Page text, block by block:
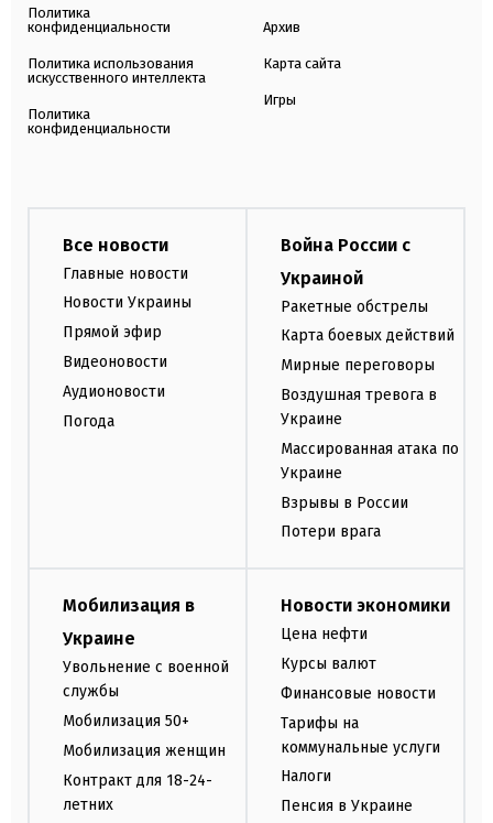
Политика
конфиденциальности
Политика использования
искусственного интеллекта
Политика
конфиденциальности
Архив
Карта сайта
Игры
Все новости
Главные новости
Новости Украины
Прямой эфир
Видеоновости
Аудионовости
Погода
Война России с
Украиной
Ракетные обстрелы
Карта боевых действий
Мирные переговоры
Воздушная тревога в
Украине
Массированная атака по
Украине
Взрывы в России
Потери врага
Мобилизация в
Украине
Увольнение с военной
службы
Мобилизация 50+
Мобилизация женщин
Контракт для 18-24-
летних
Новости экономики
Цена нефти
Курсы валют
Финансовые новости
Тарифы на
коммунальные услуги
Налоги
Пенсия в Украине